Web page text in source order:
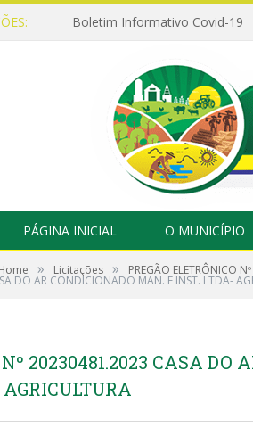
Boletim Informativo Covid-19
PÁGINA INICIAL O MUNICÍPIO
» Licitações » PREGÃO
DO AR CONDICIONADO MAN. E INST. LTDA-
20230481.2023 CASA DO